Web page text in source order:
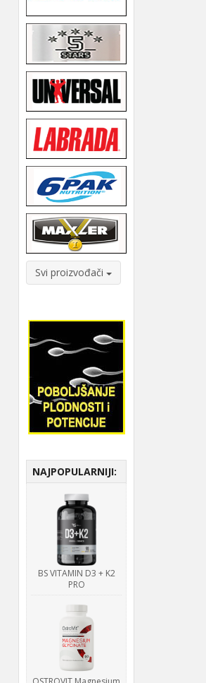
Svi proizvođači
NAJPOPULARNIJI:
BS VITAMIN D3 + K2
PRO